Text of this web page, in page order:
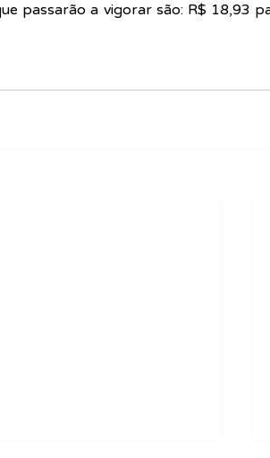
passarão a vigorar são: R$ 18,93